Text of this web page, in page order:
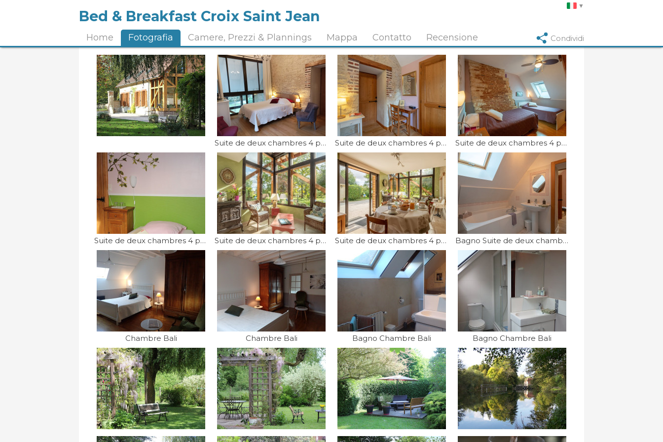
Bed & Breakfast Croix Saint Jean
Condividi
Home Fotografia Camere, Prezzi & Plannings Mappa Contatto Recensione
Suite de deux chambres 4 personnes Suite de deux chambres 4 personnes Suite de deux chambres 4 personnes
Suite de deux chambres 4 personnes Suite de deux chambres 4 personnes Suite de deux chambres 4 personnes Bagno Suite de deux chambres 4 personnes
Chambre Bali Chambre Bali Bagno Chambre Bali Bagno Chambre Bali